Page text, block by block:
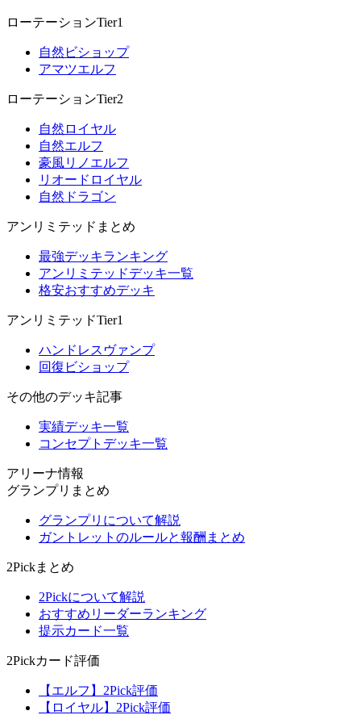
ローテーションTier1
自然ビショップ
アマツエルフ
ローテーションTier2
自然ロイヤル
自然エルフ
豪風リノエルフ
リオードロイヤル
自然ドラゴン
アンリミテッドまとめ
最強デッキランキング
アンリミテッドデッキ一覧
格安おすすめデッキ
アンリミテッドTier1
ハンドレスヴァンプ
回復ビショップ
その他のデッキ記事
実績デッキ一覧
コンセプトデッキ一覧
アリーナ情報
グランプリまとめ
グランプリについて解説
ガントレットのルールと報酬まとめ
2Pickまとめ
2Pickについて解説
おすすめリーダーランキング
提示カード一覧
2Pickカード評価
【エルフ】2Pick評価
【ロイヤル】2Pick評価